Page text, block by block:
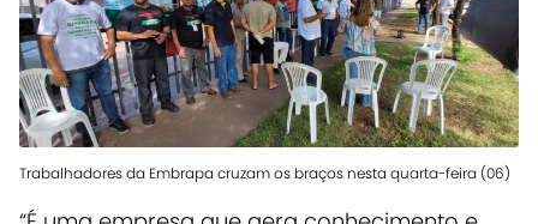
Trabalhadores da Embrapa cruzam os braços nesta quarta-feira (06)